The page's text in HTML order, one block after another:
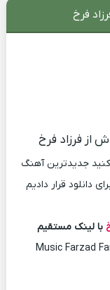
فرخ
از فرزاد فرخ
کنید جدیدترین آهنگ
دانلود قرار دادیم
با لینک مستقیم
Music Farzad